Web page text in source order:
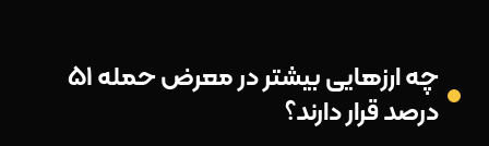
چه ارزهایی بیشتر در معرض حمله ۵۱
درصد قرار دارند؟